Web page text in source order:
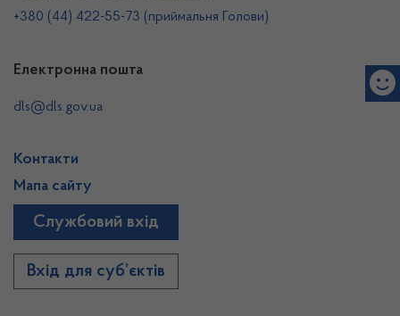
+380 (44) 422-55-73 (приймальня Голови)
Електронна пошта
dls@dls.gov.ua
Контакти
Мапа сайту
Службовий вхід
Вхід для суб’єктів